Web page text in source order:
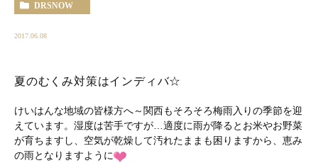
DRSNOW
2017.06.08
夏のむくみ対策はインディバ☆
けいはんな地域の皆様方へ～関西もそろそろ梅雨入りの季節を迎
えています。湿度は苦手ですが…適度に雨が降るとお米やお野菜
が育ちますし、空気が乾燥して汚れたままも困りますから、恵み
の雨となりますように